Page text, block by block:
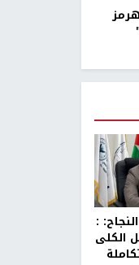
:
الكلى